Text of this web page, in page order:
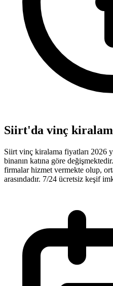
Siirt'da vinç
Siirt vinç kiralama fiyatları 2026
binanın katına göre
firmalar hizmet vermekte olup,
arasındadır. 7/24 ücretsiz keşif